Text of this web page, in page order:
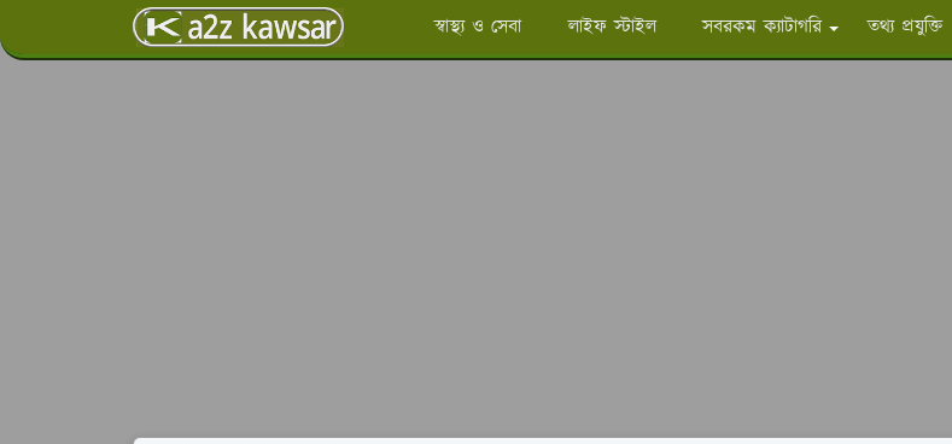
স্বাস্থ্য ও সেবা লাইফ স্টাইল সবরকম ক্যাটাগরি তথ্য প্রযুক্তি